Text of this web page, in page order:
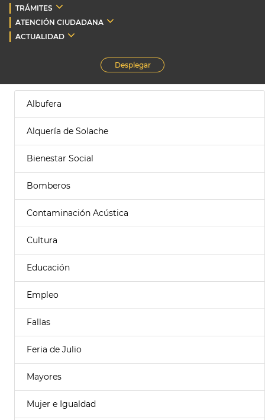
TRÁMITES
ATENCIÓN CIUDADANA
ACTUALIDAD
Desplegar
Albufera
Alquería de Solache
Bienestar Social
Bomberos
Contaminación Acústica
Cultura
Educación
Empleo
Fallas
Feria de Julio
Mayores
Mujer e Igualdad